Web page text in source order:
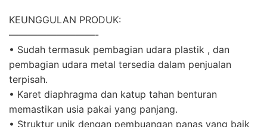
KEUNGGULAN PRODUK:
—————————-
• Sudah termasuk pembagian udara plastik , dan
pembagian udara metal tersedia dalam penjualan
terpisah.
• Karet diaphragma dan katup tahan benturan
memastikan usia pakai yang panjang.
• Struktur unik dengan pembuangan panas yang baik